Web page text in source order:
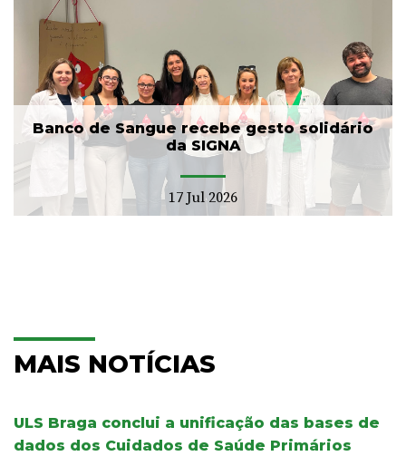
Banco de Sangue recebe gesto solidário
da SIGNA
17 Jul 2026
MAIS NOTÍCIAS
ULS Braga conclui a unificação das bases de
dados dos Cuidados de Saúde Primários